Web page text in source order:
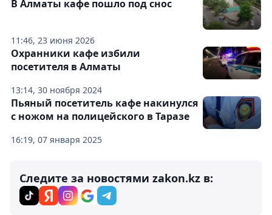
11:46, 23 июня 2026
В Алматы кафе пошло под снос
13:14, 30 ноября 2024
Охранники кафе избили
посетителя в Алматы
16:19, 07 января 2025
Пьяный посетитель кафе накинулся
с ножом на полицейского в Таразе
Следите за новостями zakon.kz в: